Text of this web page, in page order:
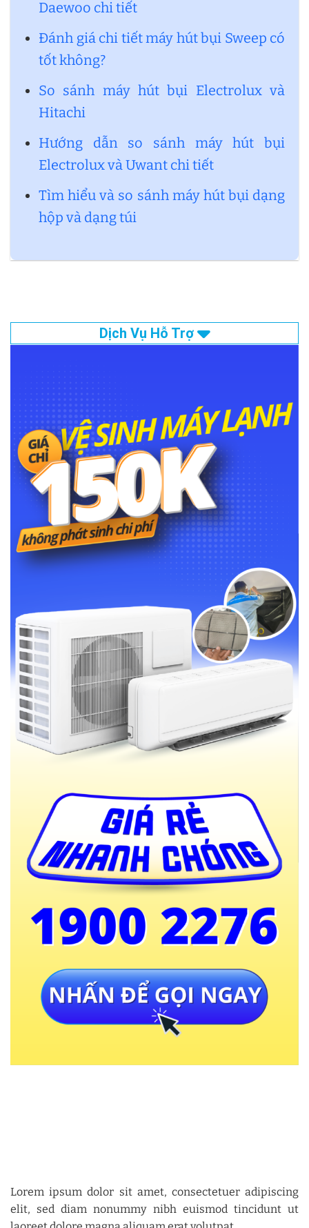
Daewoo chi tiết
Đánh giá chi tiết máy hút bụi Sweep có
tốt không?
So sánh máy hút bụi Electrolux và
Hitachi
Hướng dẫn so sánh máy hút bụi
Electrolux và Uwant chi tiết
Tìm hiểu và so sánh máy hút bụi dạng
hộp và dạng túi
Dịch Vụ Hỗ Trợ
Lorem ipsum dolor sit amet, consectetuer adipiscing
elit, sed diam nonummy nibh euismod tincidunt ut